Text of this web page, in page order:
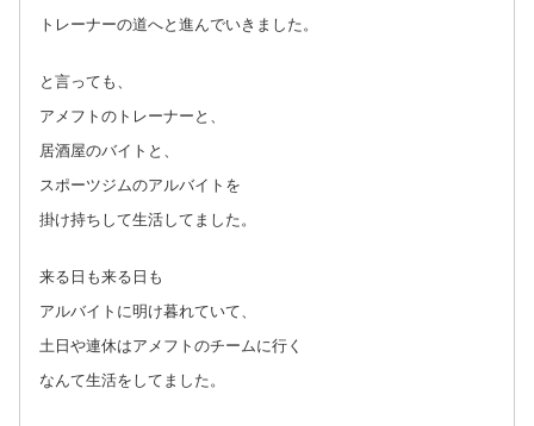
トレーナーの道へと進んでいきました。
と言っても、
アメフトのトレーナーと、
居酒屋のバイトと、
スポーツジムのアルバイトを
掛け持ちして生活してました。
来る日も来る日も
アルバイトに明け暮れていて、
土日や連休はアメフトのチームに行く
なんて生活をしてました。